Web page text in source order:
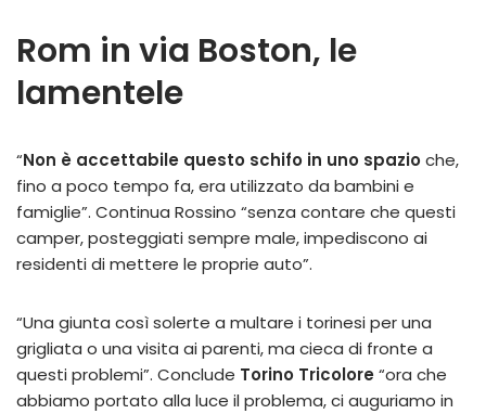
Rom in via Boston, le
lamentele
“Non è accettabile questo schifo in uno spazioche,
fino a poco tempo fa, era utilizzato da bambini e
famiglie”. Continua Rossino “senza contare che questi
camper, posteggiati sempre male, impediscono ai
residenti di mettere le proprie auto”.
“Una giunta così solerte a multare i torinesi per una
grigliata o una visita ai parenti, ma cieca di fronte a
questi problemi”. Conclude Torino Tricolore“ora che
abbiamo portato alla luce il problema, ci auguriamo in